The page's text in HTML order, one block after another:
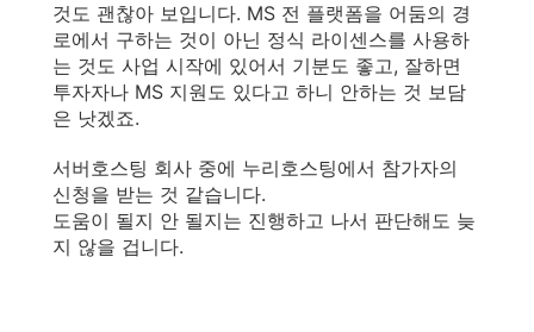
것도 괜찮아 보입니다. MS 전 플랫폼을 어둠의 경
로에서 구하는 것이 아닌 정식 라이센스를 사용하
는 것도 사업 시작에 있어서 기분도 좋고, 잘하면
투자자나 MS 지원도 있다고 하니 안하는 것 보담
은 낫겠죠.
서버호스팅 회사 중에 누리호스팅에서 참가자의
신청을 받는 것 같습니다.
도움이 될지 안 될지는 진행하고 나서 판단해도 늦
지 않을 겁니다.